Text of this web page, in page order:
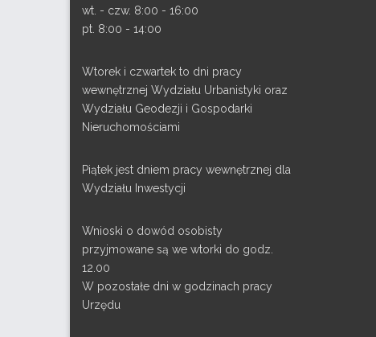
wt. - czw. 8:00 - 16:00
pt. 8:00 - 14:00
Wtorek i czwartek to dni pracy
wewnętrznej Wydziału Urbanistyki oraz
Wydziału Geodezji i Gospodarki
Nieruchomościami
Piątek jest dniem pracy wewnętrznej dla
Wydziału Inwestycji
Wnioski o dowód osobisty
przyjmowane są we wtorki do godz.
12.00
W pozostałe dni w godzinach pracy
Urzędu